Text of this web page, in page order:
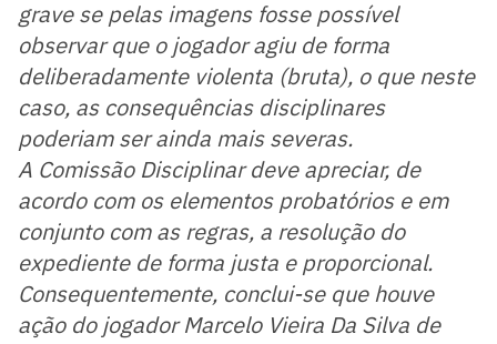
grave se pelas imagens fosse possível
observar que o jogador agiu de forma
deliberadamente violenta (bruta), o que neste
caso, as consequências disciplinares
poderiam ser ainda mais severas.
A Comissão Disciplinar deve apreciar, de
acordo com os elementos probatórios e em
conjunto com as regras, a resolução do
expediente de forma justa e proporcional.
Consequentemente, conclui-se que houve
ação do jogador Marcelo Vieira Da Silva de